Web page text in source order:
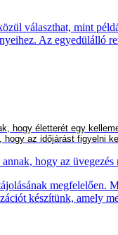
választhat, mint
Az egyedülálló
hogy életterét egy
az időjárást figyelni
hogy az
megfelelően.
készítünk, amely